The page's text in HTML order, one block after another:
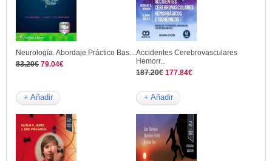
Neurología. Abordaje Práctico Bas...
83.20€ 79.04€
+ Añadir
Accidentes Cerebrovasculares
Hemorr...
187.20€ 177.84€
+ Añadir